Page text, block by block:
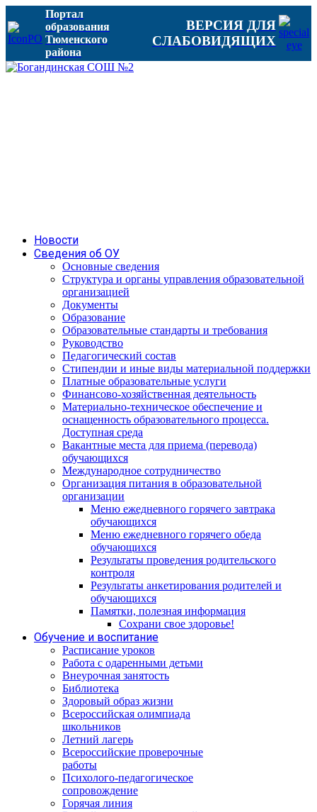
Портал
образования
Тюменского
района
ВЕРСИЯ ДЛЯ
СЛАБОВИДЯЩИХ
Новости
Сведения об ОУ
Основные сведения
Структура и органы управления образовательной
организацией
Документы
Образование
Образовательные стандарты и требования
Руководство
Педагогический состав
Стипендии и иные виды материальной поддержки
Платные образовательные услуги
Финансово-хозяйственная деятельность
Материально-техническое обеспечение и
оснащенность образовательного процесса.
Доступная среда
Вакантные места для приема (перевода)
обучающихся
Международное сотрудничество
Организация питания в образовательной
организации
Меню ежедневного горячего завтрака
обучающихся
Меню ежедневного горячего обеда
обучающихся
Результаты проведения родительского
контроля
Результаты анкетирования родителей и
обучающихся
Памятки, полезная информация
Сохрани свое здоровье!
Обучение и воспитание
Расписание уроков
Работа с одаренными детьми
Внеурочная занятость
Библиотека
Здоровый образ жизни
Всероссийская олимпиада
школьников
Летний лагерь
Всероссийские проверочные
работы
Психолого-педагогическое
сопровождение
Горячая линия